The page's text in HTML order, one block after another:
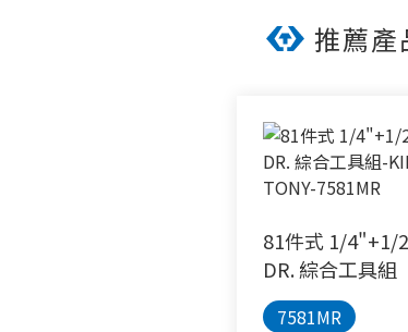
推薦產
81件式 1/4"+1/
DR. 綜合工具組
7581MR